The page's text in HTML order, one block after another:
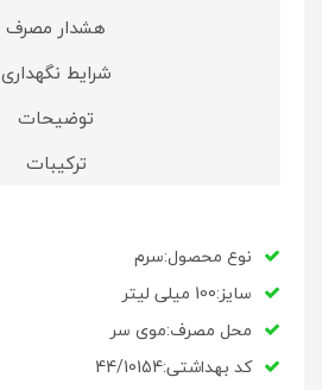
هشدار مصرف
شرایط نگهداری
توضیحات
ترکیبات
نوع محصول:سرم
سایز:100 میلی لیتر
محل مصرف:موی سر
کد بهداشتی:44/10154